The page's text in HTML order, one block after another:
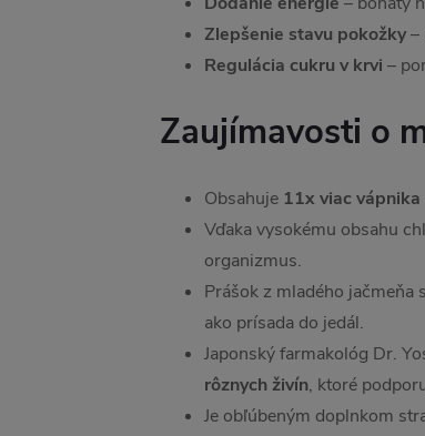
Zlepšenie stavu pokožky–
Regulácia cukru v krvi –
Zaujímavosti o
Obsahuje 11x viac
Vďaka vysokému obsahu
organizmus.
Prášok z mladého jačmeňa
ako prísada do jedál.
Japonský farmakológ Dr.
rôznych živín, ktoré
Je obľúbeným doplnkom